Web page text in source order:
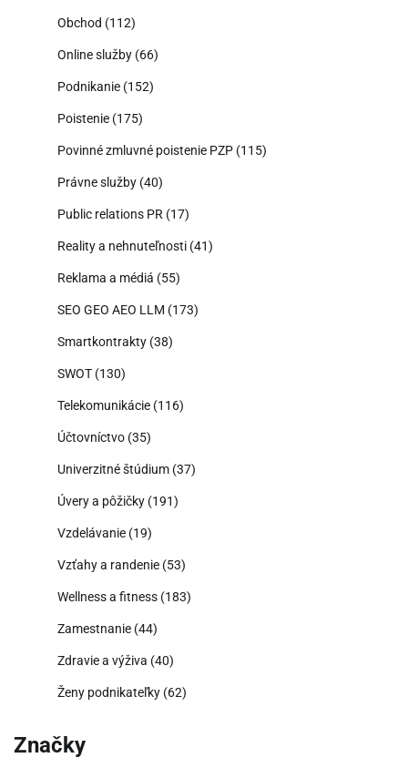
Obchod (112)
Online služby (66)
Podnikanie (152)
Poistenie (175)
Povinné zmluvné poistenie PZP (115)
Právne služby (40)
Public relations PR (17)
Reality a nehnuteľnosti (41)
Reklama a médiá (55)
SEO GEO AEO LLM (173)
Smartkontrakty (38)
SWOT (130)
Telekomunikácie (116)
Účtovníctvo (35)
Univerzitné štúdium (37)
Úvery a pôžičky (191)
Vzdelávanie (19)
Vzťahy a randenie (53)
Wellness a fitness (183)
Zamestnanie (44)
Zdravie a výživa (40)
Ženy podnikateľky (62)
Značky